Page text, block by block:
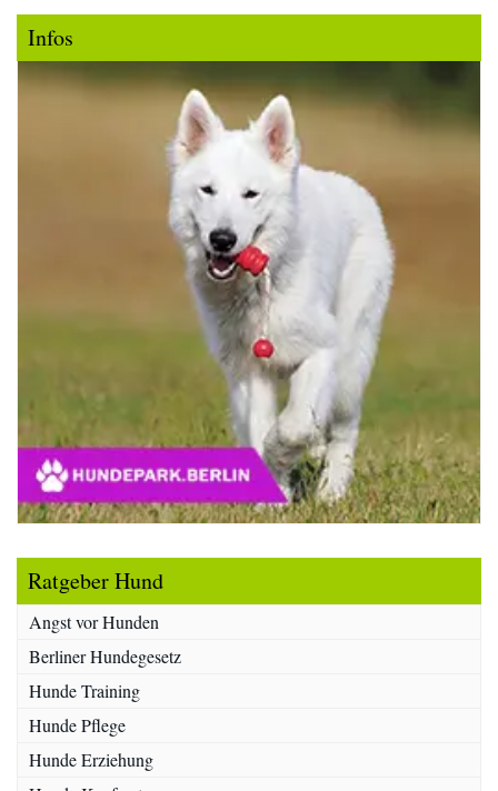
Infos
Ratgeber Hund
Angst vor Hunden
Berliner Hundegesetz
Hunde Training
Hunde Pflege
Hunde Erziehung